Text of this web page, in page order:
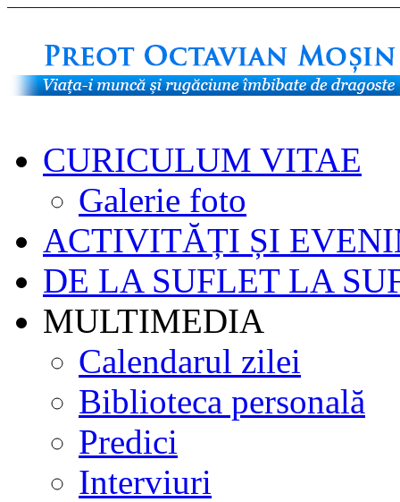
CURICULUM VITAE
Galerie foto
ACTIVITĂȚI ȘI
DE LA SUFLET LA
MULTIMEDIA
Calendarul zilei
Biblioteca personală
Predici
Interviuri